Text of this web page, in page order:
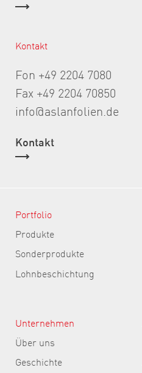
Kontakt
Fon +49 2204 7080
Fax +49 2204 70850
info@aslanfolien.de
Kontakt
Portfolio
Produkte
Sonderprodukte
Lohnbeschichtung
Unternehmen
Über uns
Geschichte